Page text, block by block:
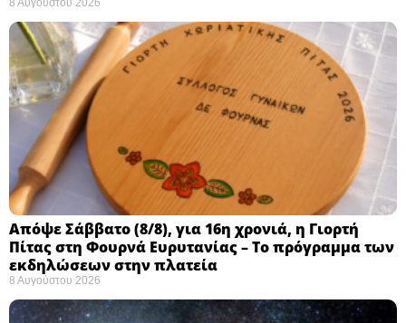
Απόψε Σάββατο (8/8), για 16η χρονιά, η Γιορτή
Πίτας στη Φουρνά Ευρυτανίας – Το πρόγραμμα των
εκδηλώσεων στην πλατεία
8 Αυγούστου 2026